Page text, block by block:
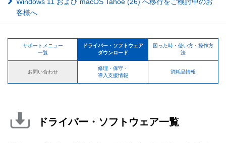
客様へ
サポートメニュー
一覧
ドライバー・ソフトウェア
ダウンロード
困った時・使い方・操作方
法
お問い合わせ
修理・保守・
導入支援情報
消耗品情報
ドライバー・ソフトウェア一覧